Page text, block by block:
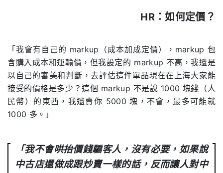
HR：如何定價？
「我會有自己的 markup（成本加成定價），markup 包
含購入成本和運輸價，但我設定的 markup 不高，我還是
以自己的審美和判斷，去評估這件單品現在在上海大家能
接受的價格是多少？這個 markup 不是說 1000 塊錢（人
民幣）的東西，我還賣你 5000 塊，不會，最多可能就
1000 多。」
「我不會哄抬價錢騙客人，沒有必要，如果說
中古店還做成跟炒賣一樣的話，反而讓人對中